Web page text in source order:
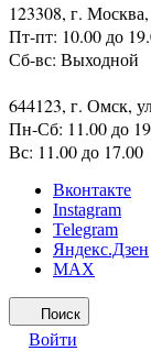
123308, г.
Пт-пт: 10.00 до
Сб-вс: Выходной
644123, г. Омск,
Пн-Сб: 11.00 до
Вс: 11.00 до 17.00
Вконтакте
Instagram
Telegram
Яндекс.Дзен
MAX
Поиск
Войти